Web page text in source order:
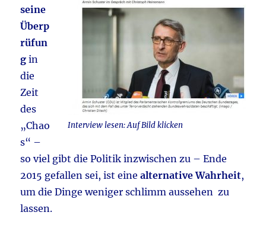
Interview lesen: Auf Bild klicken
seine
Überp
rüfun
g in
die
Zeit
des
„Chao
s“ –
so viel gibt die Politik inzwischen zu – Ende
2015 gefallen sei, ist einealternative Wahrheit,
um die Dinge weniger schlimm aussehen zu
lassen.